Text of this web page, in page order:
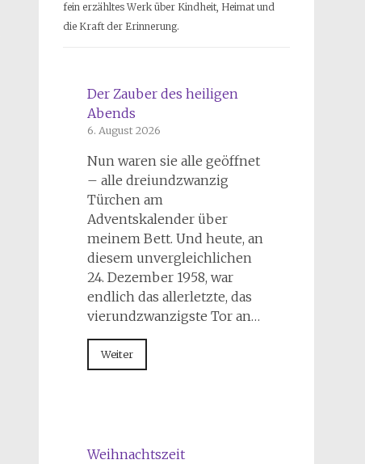
fein erzähltes Werk über Kindheit, Heimat und
die Kraft der Erinnerung.
Der Zauber des heiligen
Abends
6. August 2026
Nun waren sie alle geöffnet
– alle dreiundzwanzig
Türchen am
Adventskalender über
meinem Bett. Und heute, an
diesem unvergleichlichen
24. Dezember 1958, war
endlich das allerletzte, das
vierundzwanzigste Tor an…
Weiter
Weihnachtszeit